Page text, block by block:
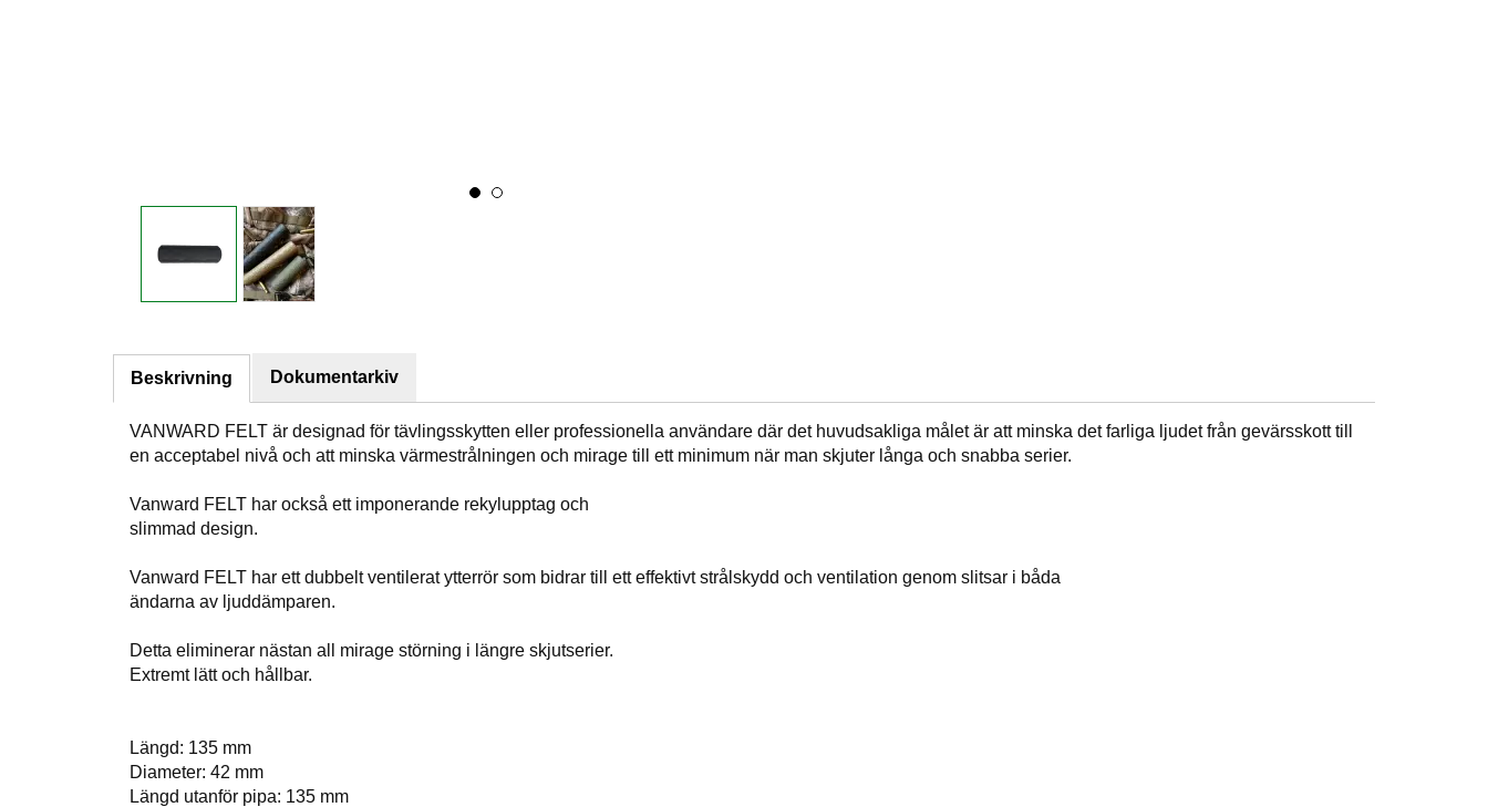
Beskrivning Dokumentarkiv
VANWARD FELT är designad för tävlingsskytten eller professionella användare där det huvudsakliga målet är att minska det farliga ljudet från gevärsskott till
en acceptabel nivå och att minska värmestrålningen och mirage till ett minimum när man skjuter långa och snabba serier.
Vanward FELT har också ett imponerande rekylupptag och
slimmad design.
Vanward FELT har ett dubbelt ventilerat ytterrör som bidrar till ett effektivt strålskydd och ventilation genom slitsar i båda
ändarna av ljuddämparen.
Detta eliminerar nästan all mirage störning i längre skjutserier.
Extremt lätt och hållbar.
Längd: 135 mm
Diameter: 42 mm
Längd utanför pipa: 135 mm